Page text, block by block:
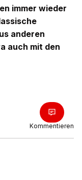
immer wieder
anderen
auch mit den
Kommentieren